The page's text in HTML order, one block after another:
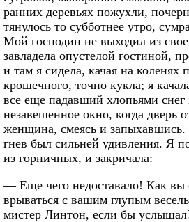
ранних деревьях пожухли,
тянулось то субботнее утро,
Мой господин не выходил из
завладела опустелой гостиной,
и там я сидела, качая на коленях
крошечного, точно кукла; я
все еще падавший хлопьями снег
незавешенное окно, когда дверь
женщина, смеясь и
гнев был сильней удивления. Я
из горничных, и закричала:
— Еще чего недоставало! Как вы
врываться с вашим глупым
мистер Линтон, если бы